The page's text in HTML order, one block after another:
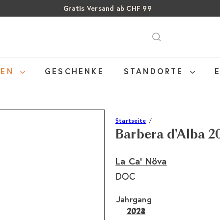
Pause
Gratis Versand ab CHF 99
Über 15% Rabatt auf Sommer Weine
SALE: Bis zu 40% auf letzte Flaschen
GESCHENKE STANDORTE
Startseite
Barbera d'Alba
La Ca' Növa
DOC
Jahrgang
2022Variante ausverkauft
2024
2023